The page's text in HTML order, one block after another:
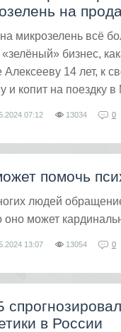
на
микрозелень всё
«зелёный» бизнес,
Алексееву 14 лет, к
и копит на поездку в
07:12 13034 0
помочь
людей
оно может
13:07 13054 0
в России